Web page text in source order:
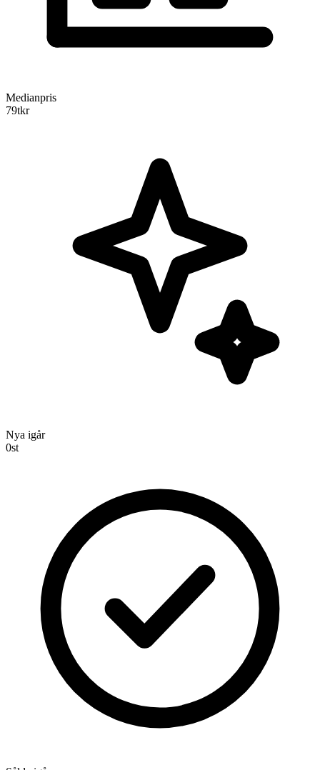
Medianpris
79tkr
Nya igår
0st